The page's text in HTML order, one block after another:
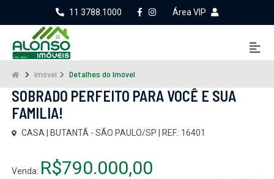
11 3788.1000 Área VIP
Imóvel Detalhes do Imóvel
SOBRADO PERFEITO PARA VOCÊ E SUA
FAMILIA!
CASA | BUTANTÃ - SÃO PAULO/SP | REF.: 16401
Venda: R$790.000,00